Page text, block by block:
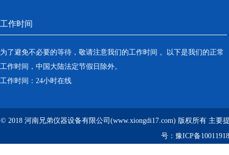
工作时间
为了避免不必要的等待，敬请注意我们的工作时间 。以下是我们的正常
工作时间，中国大陆法定节假日除外。
工作时间：24小时在线
© 2018 河南兄弟仪器设备有限公司(www.xiongdi17.com) 版权所有 主要
号： 豫ICP备